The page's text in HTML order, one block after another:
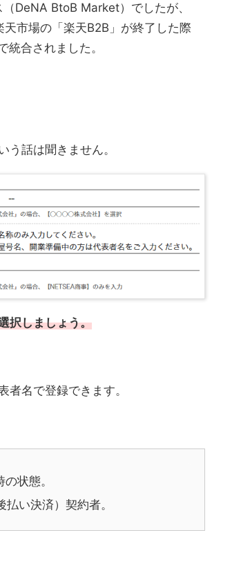
DeNA BtoB Market）でしたが、
市場の「楽天B2B」が終了した際
合されました。
う話は聞きません。
択しましょう。
者名で登録できます。
状態。
い決済）契約者。